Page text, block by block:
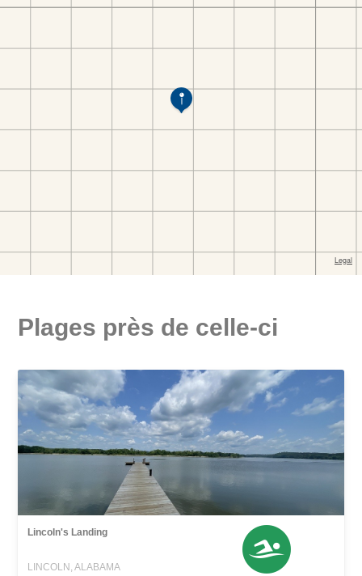
Plages près de celle-ci
Lincoln's Landing
LINCOLN, ALABAMA